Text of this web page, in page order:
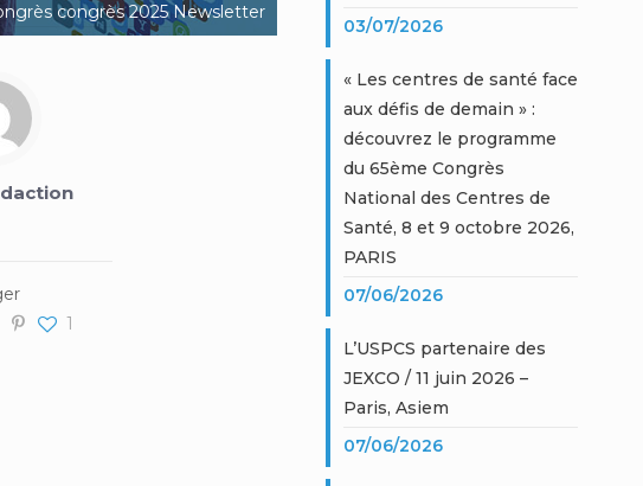
congrès 2025 Newsletter
1
03/07/2026
« Les centres de santé face
aux défis de demain » :
découvrez le programme
du 65ème Congrès
National des Centres de
Santé, 8 et 9 octobre 2026,
PARIS
07/06/2026
L’USPCS partenaire des
JEXCO / 11 juin 2026 –
Paris, Asiem
07/06/2026